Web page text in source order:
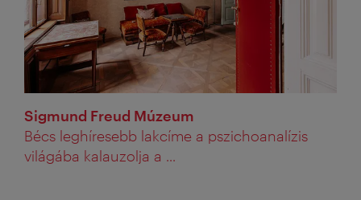
Sigmund Freud Múzeum
Bécs leghíresebb lakcíme a pszichoanalízis
világába kalauzolja a ...